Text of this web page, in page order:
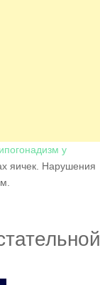
у
яичек. Нарушения